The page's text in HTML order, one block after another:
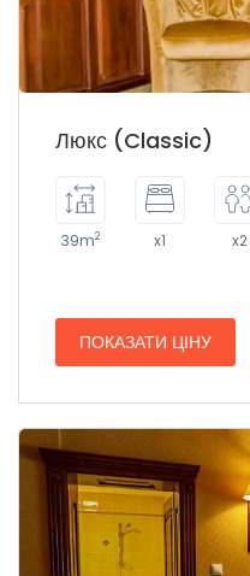
Люкс (Classic)
39m2 x1 x2
ПОКАЗАТИ ЦІНУ